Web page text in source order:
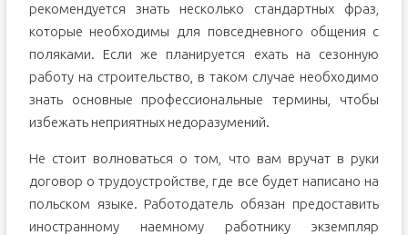
рекомендуется знать несколько стандартных фраз,
которые необходимы для повседневного общения с
поляками. Если же планируется ехать на сезонную
работу на строительство, в таком случае необходимо
знать основные профессиональные термины, чтобы
избежать неприятных недоразумений.
Не стоит волноваться о том, что вам вручат в руки
договор о трудоустройстве, где все будет написано на
польском языке. Работодатель обязан предоставить
иностранному наемному работнику экземпляр